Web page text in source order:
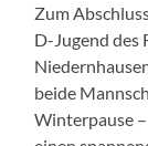
Zum
D-Jugend des
beide
Winterpause